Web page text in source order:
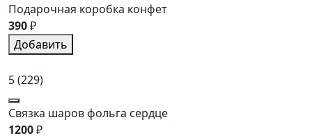
Подарочная коробка конфет
390₽
Добавить
5(229)
Связка шаров фольга сердце
1200₽